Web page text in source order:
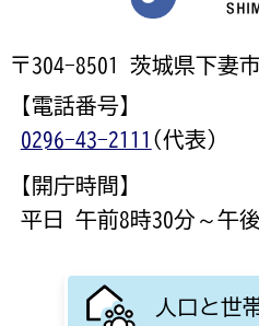
〒304-8501 茨城県下妻
【電話番号】
0296-43-2111 (代表)
【開庁時間】
平日 午前8時30分～午
人口と世